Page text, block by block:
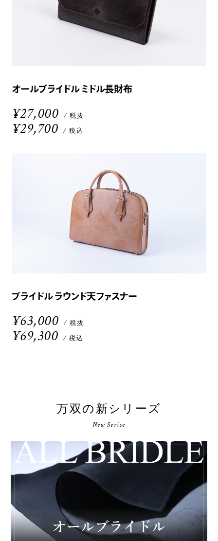
オールブライドル ミドル長財布
¥27,000 / 税抜
¥29,700 / 税込
ブライドル ラウンド天ファスナー
¥63,000 / 税抜
¥69,300 / 税込
万双の新シリーズ
New Serise